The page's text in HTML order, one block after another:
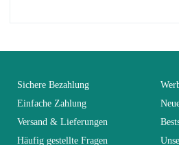
Alter
Kollektion
You Must Login To Review
Sichere Bezahlung
Einfache Zahlung
Versand & Lieferungen
Häufig gestellte Fragen